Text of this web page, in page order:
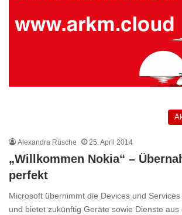
Alexandra Rüsche 25. April 2014
„Willkommen Nokia“ –
perfekt
Microsoft übernimmt die Devices und
und bietet zukünftig Geräte sowie Dienste aus